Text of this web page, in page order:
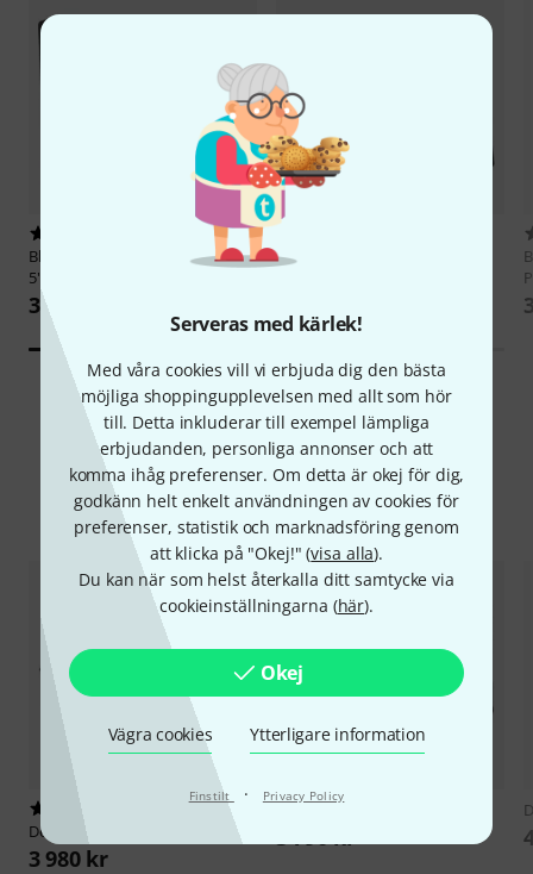
Serveras med kärlek!
Med våra cookies vill vi erbjuda dig den bästa
möjliga shoppingupplevelsen med allt som hör
till. Detta inkluderar till exempel lämpliga
erbjudanden, personliga annonser och att
komma ihåg preferenser. Om detta är okej för dig,
godkänn helt enkelt användningen av cookies för
preferenser, statistik och marknadsföring genom
att klicka på "Okej!" (visa alla).
Du kan när som helst återkalla ditt samtycke via
cookieinställningarna (här).
Okej
Vägra cookies Ytterligare information
Finstilt · Privacy Policy
Blackmagic Design
Video Assist
5" 3G
3 699 kr
Thomann
Jämför alternativ
Desview
3 980 kr
DesviewVisual 6